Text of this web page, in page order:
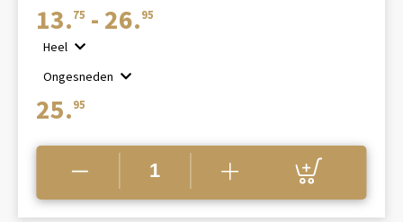
13. 75 - 26. 95
Heel
Ongesneden
25. 95